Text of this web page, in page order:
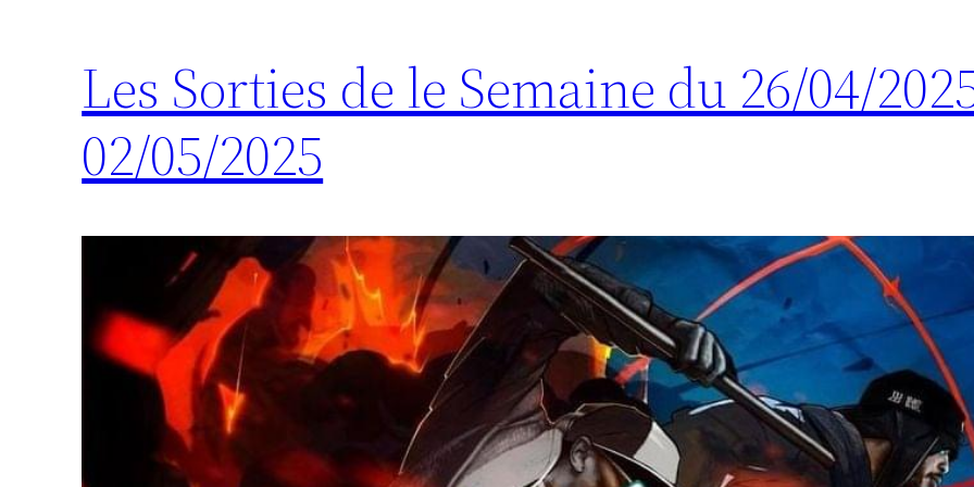
Les Sorties de le Semaine du 26/04/
02/05/2025